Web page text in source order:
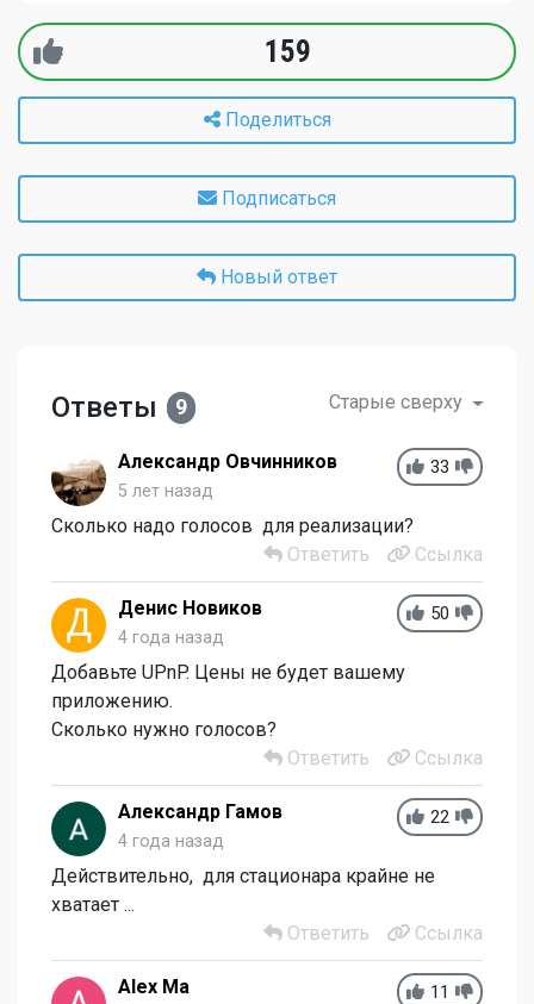
159
Поделиться
Подписаться
Новый ответ
Ответы 9 Старые сверху
33
Александр Овчинников
5 лет назад
Сколько надо голосов для реализации?
Ответить
Ссылка
50
Денис Новиков
4 года назад
Добавьте UPnP. Цены не будет вашему
приложению.
Сколько нужно голосов?
Ответить
Ссылка
22
Александр Гамов
4 года назад
Действительно, для стационара крайне не
хватает ...
Ответить
Ссылка
11
Alex Ma